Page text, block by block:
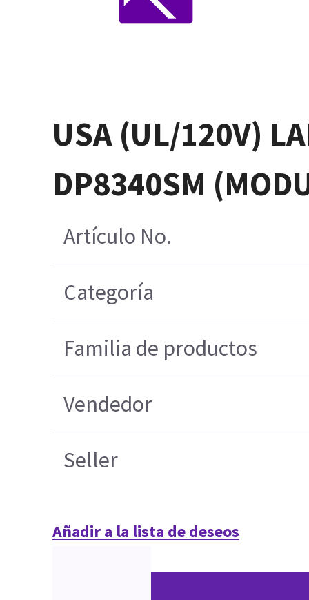
USA (UL/120V)
DP8340SM
Artículo No.
Categoría
Familia de productos
Vendedor
Seller
Añadir a la lista de deseos